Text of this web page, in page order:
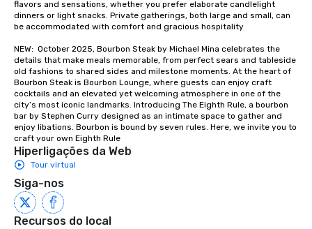
flavors and sensations, whether you prefer elaborate candlelight
dinners or light snacks. Private gatherings, both large and small, can
be accommodated with comfort and gracious hospitality
NEW:  October 2025, Bourbon Steak by Michael Mina celebrates the
details that make meals memorable, from perfect sears and tableside
old fashions to shared sides and milestone moments. At the heart of
Bourbon Steak is Bourbon Lounge, where guests can enjoy craft
cocktails and an elevated yet welcoming atmosphere in one of the
city’s most iconic landmarks. Introducing The Eighth Rule, a bourbon
bar by Stephen Curry designed as an intimate space to gather and
enjoy libations. Bourbon is bound by seven rules. Here, we invite you to
craft your own Eighth Rule
Hiperligações da Web
Tour virtual
Siga-nos
Recursos do local